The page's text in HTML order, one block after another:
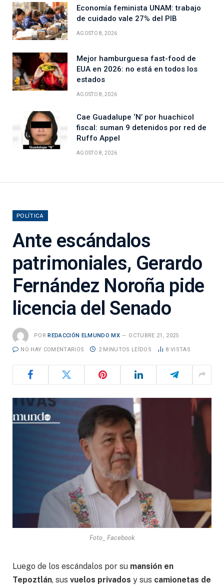
Economía feminista UNAM: trabajo
de cuidado vale 27% del PIB
AGOSTO 8, 2026
Mejor hamburguesa fast-food de
EUA en 2026: no está en todos los
estados
AGOSTO 8, 2026
Cae Guadalupe ‘N’ por huachicol
fiscal: suman 9 detenidos por red de
Ruffo Appel
AGOSTO 8, 2026
POLÍTICA
Ante escándalos
patrimoniales, Gerardo
Fernández Noroña pide
licencia del Senado
POR REDACCIÓN ELMUNDO MX OCTUBRE 21, 2025
NO HAY COMENTARIOS 2 MINUTOS LEÍDOS 8 VISTAS
Foto_ Facebook
Luego de los escándalos por su mansión en
Tepoztlán, sus vuelos privados y sus camionetas de